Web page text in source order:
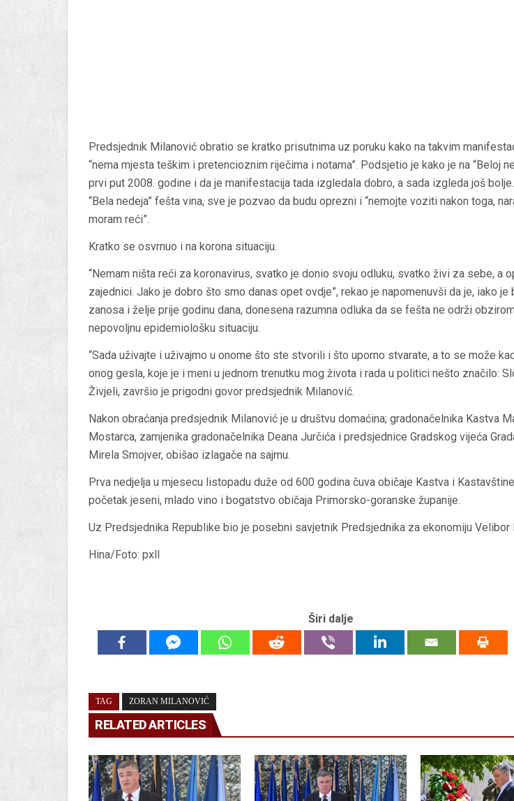
Predsjednik Milanović obratio se kratko prisutnima uz poruku kako na takvim
“nema mjesta teškim i pretencioznim riječima i notama”. Podsjetio je kako je na “Beloj
prvi put 2008. godine i da je manifestacija tada izgledala dobro, a sada izgleda još
“Bela nedeja” fešta vina, sve je pozvao da budu oprezni i “nemojte voziti nakon toga,
moram reći”.
Kratko se osvrnuo i na korona situaciju.
“Nemam ništa reći za koronavirus, svatko je donio svoju odluku, svatko živi za sebe, a
zajednici. Jako je dobro što smo danas opet ovdje”, rekao je napomenuvši da je, iako je
zanosa i želje prije godinu dana, donesena razumna odluka da se fešta ne održi
nepovoljnu epidemiološku situaciju.
“Sada uživajte i uživajmo u onome što ste stvorili i što uporno stvarate, a to se može
onog gesla, koje je i meni u jednom trenutku mog života i rada u politici nešto značilo:
Živjeli, završio je prigodni govor predsjednik Milanović.
Nakon obraćanja predsjednik Milanović je u društvu domaćina; gradonačelnika Kastva
Mostarca, zamjenika gradonačelnika Deana Jurčića i predsjednice Gradskog vijeća
Mirela Smojver, obišao izlagače na sajmu.
Prva nedjelja u mjesecu listopadu duže od 600 godina čuva običaje Kastva i
početak jeseni, mlado vino i bogatstvo običaja Primorsko-goranske županije.
Uz Predsjednika Republike bio je posebni savjetnik Predsjednika za ekonomiju Velibor
Hina/Foto: pxll
Širi dalje
TAG ZORAN MILANOVIĆ
RELATED ARTICLES